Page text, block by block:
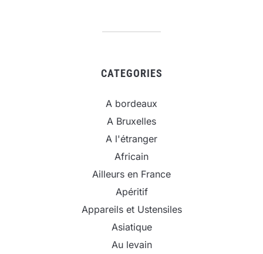
CATEGORIES
A bordeaux
A Bruxelles
A l'étranger
Africain
Ailleurs en France
Apéritif
Appareils et Ustensiles
Asiatique
Au levain